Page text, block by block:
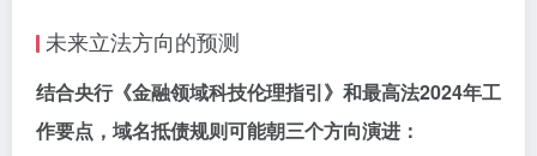
未来立法方向的预测
结合央行《金融领域科技伦理指引》和最高法2024年工
作要点，域名抵债规则可能朝三个方向演进：